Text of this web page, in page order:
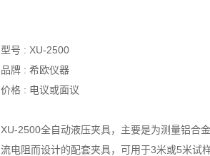
型号 : XU-2500
品牌 : 希欧仪器
价格 : 电议或面议
XU-2500全自动液压夹具，主要是为测量铝合
流电阻而设计的配套夹具，可用于3米或5米试